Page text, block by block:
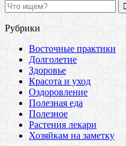
Рубрики
Восточные практики
Долголетие
Здоровье
Красота и уход
Оздоровление
Полезная еда
Полезное
Растения лекари
Хозяйкам на заметку